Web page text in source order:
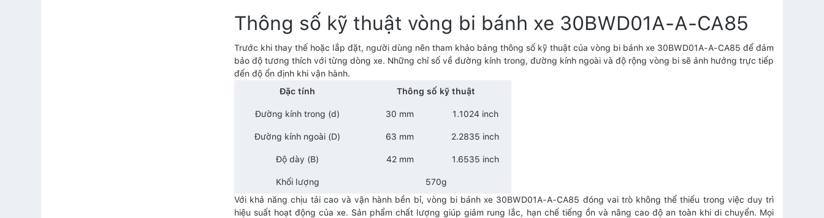
Thông số kỹ thuật vòng bi bánh xe 30BWD01A-A-CA85
Trước khi thay thế hoặc lắp đặt, người dùng nên tham khảo bảng thông số kỹ thuật của vòng bi bánh xe 30BWD01A-A-CA85 để đảm
bảo độ tương thích với từng dòng xe. Những chỉ số về đường kính trong, đường kính ngoài và độ rộng vòng bi sẽ ảnh hưởng trực tiếp
đến độ ổn định khi vận hành.
Đặc tính
Thông số kỹ thuật
Đường kính trong (d) 30 mm 1.1024 inch
Đường kính ngoài (D) 63 mm 2.2835 inch
Độ dày (B) 42 mm 1.6535 inch
Khối lượng
570g
Với khả năng chịu tải cao và vận hành bền bỉ, vòng bi bánh xe 30BWD01A-A-CA85 đóng vai trò không thể thiếu trong việc duy trì
hiệu suất hoạt động của xe. Sản phẩm chất lượng giúp giảm rung lắc, hạn chế tiếng ồn và nâng cao độ an toàn khi di chuyển. Mọi